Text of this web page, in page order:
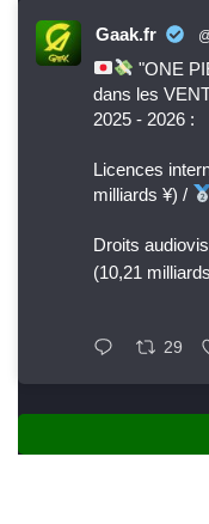
Gaak.fr
"ONE
dans les
2025 - 2026 :
Licences
milliards ¥) /
Droits
(10,21
29